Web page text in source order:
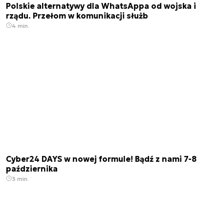
Polskie alternatywy dla WhatsAppa od wojska i
rządu. Przełom w komunikacji służb
4 min.
Cyber24 DAYS w nowej formule! Bądź z nami 7-8
października
3 min.